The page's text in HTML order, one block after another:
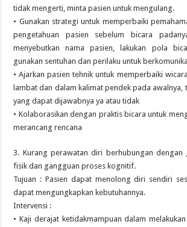
tidak mengerti, minta pasien untuk mengulang.
• Gunakan strategi untuk memperbaiki
pengetahuan pasien sebelum bicara
menyebutkan nama pasien, lakukan pola
gunakan sentuhan dan perilaku untuk
• Ajarkan pasien tehnik untuk memperbaiki
lambat dan dalam kalimat pendek pada awalnya,
yang dapat dijawabnya ya atau tidak
• Kolaborasikan dengan praktis bicara untuk
merancang rencana
3. Kurang perawatan diri berhubungan dengan
fisik dan gangguan proses kognitif.
Tujuan : Pasien dapat menolong diri sendiri
dapat mengungkapkan kebutuhannya.
Intervensi :
• Kaji derajat ketidakmampuan dalam